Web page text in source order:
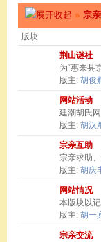
» 宗
版块
荆山谜社
为“惠来县
版主: 胡俊
网站活动
建潮胡氏
版主: 胡汉
宗亲互助
宗亲求助
版主: 胡庆
网站情况
本版块以
版主: 胡一
宗亲交流